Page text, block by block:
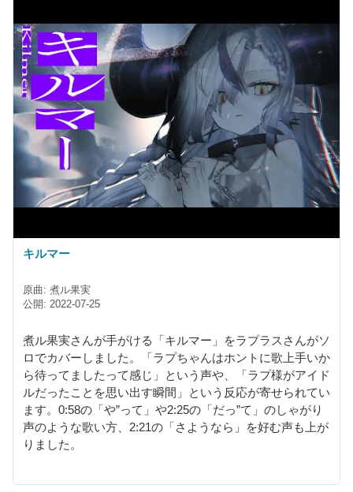
キルマー
原曲: 煮ル果実
公開: 2022-07-25
煮ル果実さんが手がける「キルマー」をラプラスさんがソ
ロでカバーしました。「ラプちゃんはホントに歌上手いか
ら待ってましたって感じ」という声や、「ラプ様がアイド
ルだったことを思い出す瞬間」という反応が寄せられてい
ます。0:58の「や”って」や2:25の「だっ”て」のしゃがり
声のような歌い方、2:21の「さようなら」を好む声も上が
りました。